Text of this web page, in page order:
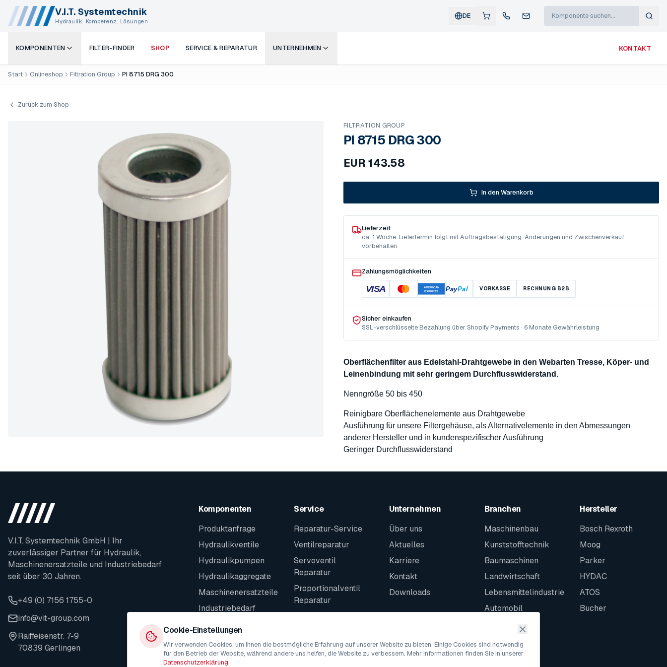
V.I.T. Systemtechnik
Hydraulik. Kompetenz. Lösungen.
DE
KOMPONENTEN FILTER-FINDER SHOP SERVICE & REPARATUR UNTERNEHMEN KONTAKT
Start Onlineshop Filtration Group PI 8715 DRG 300
Zurück zum Shop
FILTRATION GROUP
PI 8715 DRG 300
EUR 143.58
In den Warenkorb
Lieferzeit
ca. 1 Woche. Liefertermin folgt mit Auftragsbestätigung. Änderungen und Zwischenverkauf
vorbehalten.
Zahlungsmöglichkeiten
VISA
AMERICAN
EXPRESS
PayPal VORKASSE RECHNUNG B2B
Sicher einkaufen
SSL-verschlüsselte Bezahlung über Shopify Payments · 6 Monate Gewährleistung
Oberflächenfilter aus Edelstahl-Drahtgewebe in den Webarten Tresse, Köper- und
Leinenbindung mit sehr geringem Durchflusswiderstand.
Nenngröße 50 bis 450
Reinigbare Oberflächenelemente aus Drahtgewebe
Ausführung für unsere Filtergehäuse, als Alternativelemente in den Abmessungen
anderer Hersteller und in kundenspezifischer Ausführung
Geringer Durchflusswiderstand
V.I.T. Systemtechnik GmbH | Ihr
zuverlässiger Partner für Hydraulik,
Maschinenersatzteile und Industriebedarf
seit über 30 Jahren.
+49 (0) 7156 1755-0
info@vit-group.com
Raiffeisenstr. 7-9
70839 Gerlingen
Komponenten
Produktanfrage
Hydraulikventile
Hydraulikpumpen
Hydraulikaggregate
Maschinenersatzteile
Industriebedarf
Service
Reparatur-Service
Ventilreparatur
Servoventil
Reparatur
Proportionalventil
Reparatur
Unternehmen
Über uns
Aktuelles
Karriere
Kontakt
Downloads
Branchen
Maschinenbau
Kunststofftechnik
Baumaschinen
Landwirtschaft
Lebensmittelindustrie
Automobil
Intralogistik
Hersteller
Bosch Rexroth
Moog
Parker
HYDAC
ATOS
Bucher
Cookie-Einstellungen
Wir verwenden Cookies, um Ihnen die bestmögliche Erfahrung auf unserer Website zu bieten. Einige Cookies sind notwendig
für den Betrieb der Website, während andere uns helfen, die Website zu verbessern. Mehr Informationen finden Sie in unserer
Datenschutzerklärung